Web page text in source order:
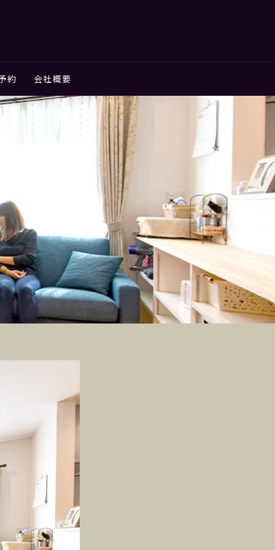
約 会社概要